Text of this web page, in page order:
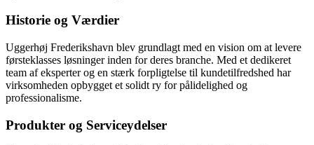
Historie og Værdier
Uggerhøj Frederikshavn blev grundlagt med en vision om at levere
førsteklasses løsninger inden for deres branche. Med et dedikeret
team af eksperter og en stærk forpligtelse til kundetilfredshed har
virksomheden opbygget et solidt ry for pålidelighed og
professionalisme.
Produkter og Serviceydelser